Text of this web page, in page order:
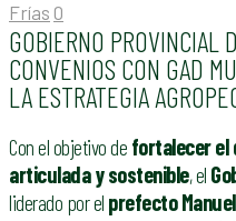
Frías 0
GOBIERNO PROVINCIAL
CONVENIOS CON GAD
LA ESTRATEGIA
Con el objetivo de fortalecer el
articulada y sostenible, el
liderado por el prefecto